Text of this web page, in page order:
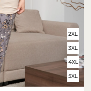
2XL
3XL
4XL
5XL